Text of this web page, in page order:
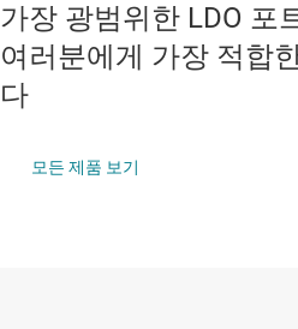
가장 광범위한 LDO 포
여러분에게 가장 적합
다
모든 제품 보기